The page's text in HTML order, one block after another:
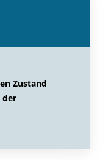
Zustand
der